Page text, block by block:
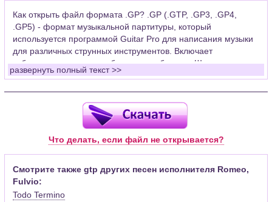
Как открыть файл формата .GP? .GP (.GTP, .GP3, .GP4,
.GP5) - формат музыкальной партитуры, который
используется программой Guitar Pro для написания музыки
для различных струнных инструментов. Включает
табулатуры для гитары, бас-гитары, банджо. Широко
применяется для создания партитур, которые затем
Для открытия нот этого формата Вам необходимо
установить у себя на рабочем компьютере программу Guitar
Pro (желательно, последней версии). Скачать её можно с
официального сайта программы (Скачать) или найти
Функционал программы:
Запись музыкальных произведений для гитары, бас-гитары,
развернуть полный текст >>
Что делать, если файл не открывается?
Смотрите также gtp других песен исполнителя Romeo,
Fulvio:
Todo Termino